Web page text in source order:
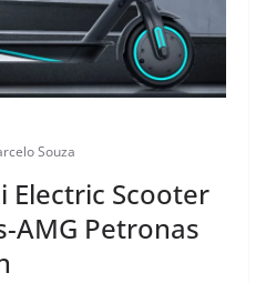
Souza
Electric Scooter
AMG Petronas